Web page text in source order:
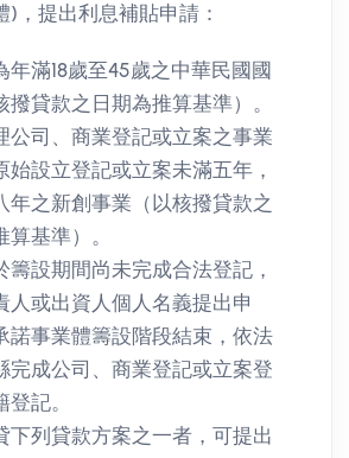
)，提出利息補貼申請：
年滿18歲至45歲之中華民國國
撥貸款之日期為推算基準）。
公司、商業登記或立案之事業
始設立登記或立案未滿五年，
年之新創事業（以核撥貸款之
算基準）。
籌設期間尚未完成合法登記，
人或出資人個人名義提出申
諾事業體籌設階段結束，依法
完成公司、商業登記或立案登
記。
下列貸款方案之一者，可提出